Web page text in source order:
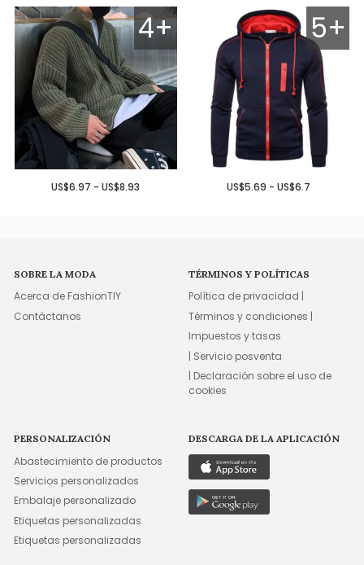
4+
US$6.97 - US$8.93
5+
US$5.69 - US$6.7
SOBRE LA MODA
Acerca de FashionTIY
Contáctanos
TÉRMINOS Y POLÍTICAS
Política de privacidad |
Términos y condiciones |
Impuestos y tasas
| Servicio posventa
| Declaración sobre el uso de
cookies
PERSONALIZACIÓN
Abastecimiento de productos
Servicios personalizados
Embalaje personalizado
Etiquetas personalizadas
Etiquetas personalizadas
DESCARGA DE LA APLICACIÓN